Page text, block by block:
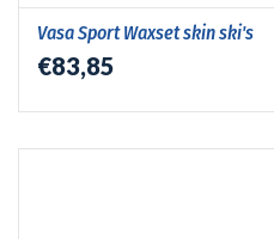
Vasa Sport Waxset skin ski's
€83,85